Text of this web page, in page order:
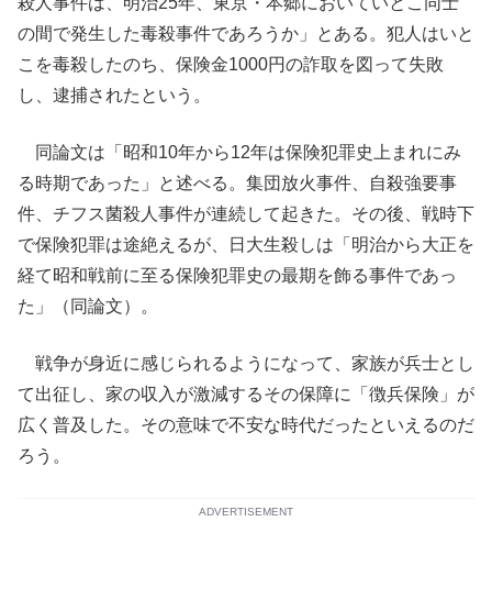
の間で発生した毒殺事件であろうか」とある。犯人はいと
こを毒殺したのち、保険金1000円の詐取を図って失敗
し、逮捕されたという。
同論文は「昭和10年から12年は保険犯罪史上まれにみ
る時期であった」と述べる。集団放火事件、自殺強要事
件、チフス菌殺人事件が連続して起きた。その後、戦時下
で保険犯罪は途絶えるが、日大生殺しは「明治から大正を
経て昭和戦前に至る保険犯罪史の最期を飾る事件であっ
た」（同論文）。
戦争が身近に感じられるようになって、家族が兵士とし
て出征し、家の収入が激減するその保障に「徴兵保険」が
広く普及した。その意味で不安な時代だったといえるのだ
ろう。
ADVERTISEMENT